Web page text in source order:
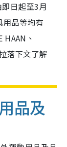
日起至3月
品等均有
、
落下文了解
品及